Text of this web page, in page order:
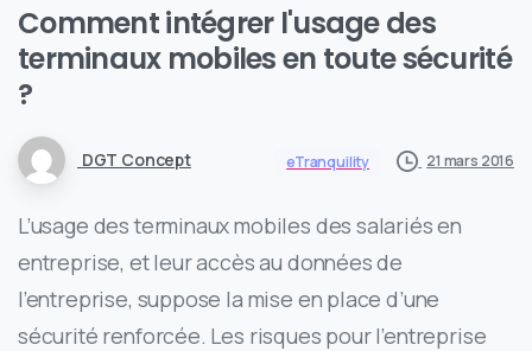
Comment intégrer l'usage des
terminaux mobiles en toute sécurité
?
DGT Concept eTranquility 21 mars 2016
L’usage des terminaux mobiles des salariés en
entreprise, et leur accès au données de
l’entreprise, suppose la mise en place d’une
sécurité renforcée. Les risques pour l’entreprise